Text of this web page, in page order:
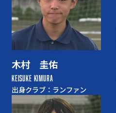
木村 圭佑
KEISUKE KIMURA
出身クラブ：ランファン